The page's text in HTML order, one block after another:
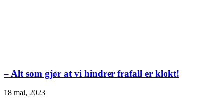
– Alt som gjør at vi hindrer frafall er klokt!
18 mai, 2023